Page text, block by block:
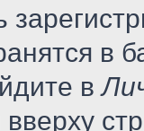
в
в
вверху